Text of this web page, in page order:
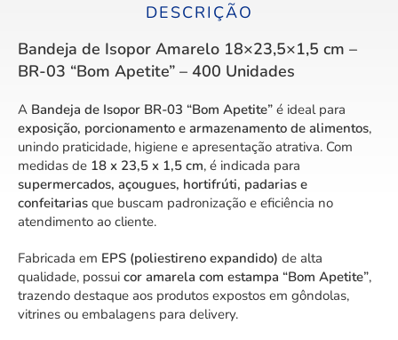
DESCRIÇÃO
Bandeja de Isopor Amarelo 18×23,5×1,5 cm –
BR-03 “Bom Apetite” – 400 Unidades
A Bandeja de Isopor BR-03 “Bom Apetite” é ideal para
exposição, porcionamento e armazenamento de alimentos,
unindo praticidade, higiene e apresentação atrativa. Com
medidas de 18 x 23,5 x 1,5 cm, é indicada para
supermercados, açougues, hortifrúti, padarias e
confeitarias que buscam padronização e eficiência no
atendimento ao cliente.
Fabricada em EPS (poliestireno expandido) de alta
qualidade, possui cor amarela com estampa “Bom Apetite”,
trazendo destaque aos produtos expostos em gôndolas,
vitrines ou embalagens para delivery.